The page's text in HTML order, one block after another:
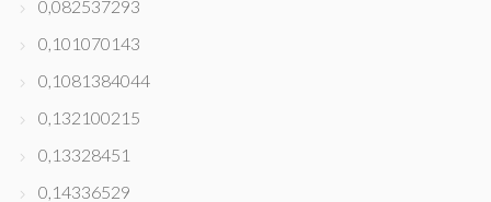
0,082537293
0,101070143
0,1081384044
0,132100215
0,13328451
0,14336529